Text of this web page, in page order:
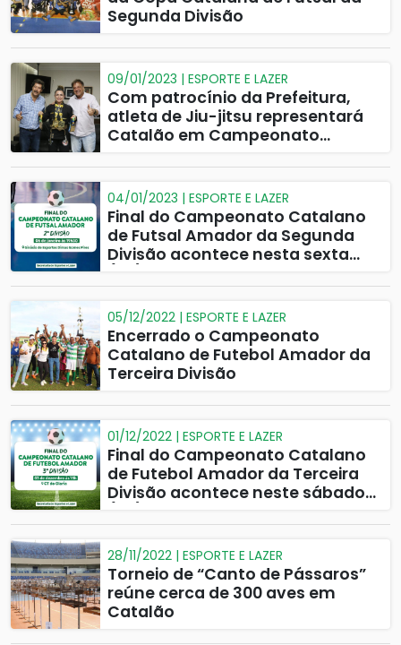
Segunda Divisão
09/01/2023 | ESPORTE E LAZER
Com patrocínio da Prefeitura,
atleta de Jiu-jitsu representará
Catalão em Campeonato
04/01/2023 | ESPORTE E LAZER
Final do Campeonato Catalano
de Futsal Amador da Segunda
Divisão acontece nesta sexta
05/12/2022 | ESPORTE E LAZER
Encerrado o Campeonato
Catalano de Futebol Amador da
Terceira Divisão
01/12/2022 | ESPORTE E LAZER
Final do Campeonato Catalano
de Futebol Amador da Terceira
Divisão acontece neste sábado
28/11/2022 | ESPORTE E LAZER
Torneio de “Canto de Pássaros”
reúne cerca de 300 aves em
Catalão